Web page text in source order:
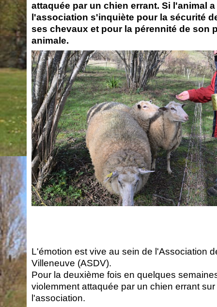
attaquée par un chien errant. Si l'animal
l'association s'inquiète pour la sécurité
ses chevaux et pour la pérennité de son
animale.
L'émotion est vive au sein de l'Association
Villeneuve (ASDV).
Pour la deuxième fois en quelques
violemment attaquée par un chien errant
l'association.